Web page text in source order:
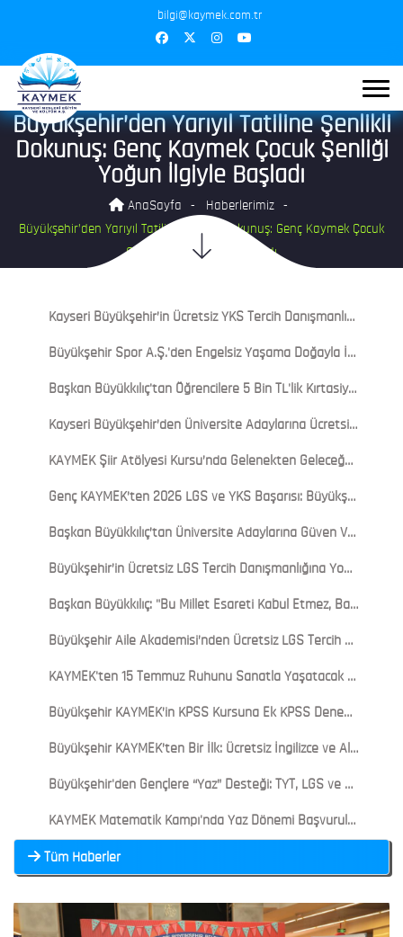
bilgi@kaymek.com.tr
Büyükşehir’den Yarıyıl Tatiline Şenlikli
Dokunuş: Genç Kaymek Çocuk Şenliği
Yoğun İlgiyle Başladı
AnaSayfa
Haberlerimiz
Büyükşehir’den Yarıyıl Tatiline Şenlikli Dokunuş: Genç Kaymek Çocuk
Şenliği Yoğun İlgiyle Başladı
Kayseri Büyükşehir’in Ücretsiz YKS Tercih Danışmanlığına Yoğun İlgi: Gençlerden Tam Not
Büyükşehir Spor A.Ş.'den Engelsiz Yaşama Doğayla İç İçe Anlamlı Buluşma
Başkan Büyükkılıç'tan Öğrencilere 5 Bin TL'lik Kırtasiye-Beslenme Desteği: Başvurular 3 Ağustos'ta
Kayseri Büyükşehir’den Üniversite Adaylarına Ücretsiz YKS Tercih Danışmanlığı Desteği
KAYMEK Şiir Atölyesi Kursu’nda Gelenekten Geleceğe Sazlı Sözlü Yolculuk
Genç KAYMEK’ten 2026 LGS ve YKS Başarısı: Büyükşehir’in Eğitim Yatırımları Meyvesini Verdi
Başkan Büyükkılıç’tan Üniversite Adaylarına Güven Veren Davet: “Aradığınız Her Şey Kayseri’de”
Büyükşehir’in Ücretsiz LGS Tercih Danışmanlığına Yoğun İlgi: Veli ve Öğrencilerden Tam Not
Başkan Büyükkılıç: "Bu Millet Esareti Kabul Etmez, Bayrağını Yere Düşürmez"
Büyükşehir Aile Akademisi’nden Ücretsiz LGS Tercih Danışmanlığı Hizmeti
KAYMEK'ten 15 Temmuz Ruhunu Sanatla Yaşatacak Anlamlı Sergi
Büyükşehir KAYMEK’in KPSS Kursuna Ek KPSS Deneme Kulübü ile Sınava Tam Hazırlık
Büyükşehir KAYMEK’ten Bir İlk: Ücretsiz İngilizce ve Almanca Konuşma Kulübü Başladı
Büyükşehir'den Gençlere “Yaz” Desteği: TYT, LGS ve YDS Kursları
KAYMEK Matematik Kampı'nda Yaz Dönemi Başvuruları Başladı
Tüm Haberler